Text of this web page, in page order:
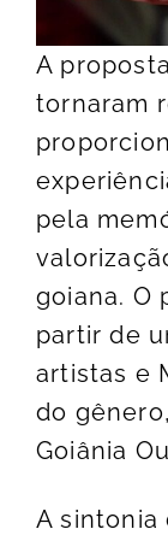
A
tornaram
pela
goiana. O
partir de
artistas e
do
Goiânia
A sintonia